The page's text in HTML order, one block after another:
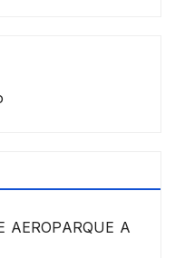
AEROPARQUE A